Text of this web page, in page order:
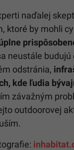
naďalej
ktoré by mohli
neustále budujú
odstránia,
kde ľudia
závažným
outdoorovej